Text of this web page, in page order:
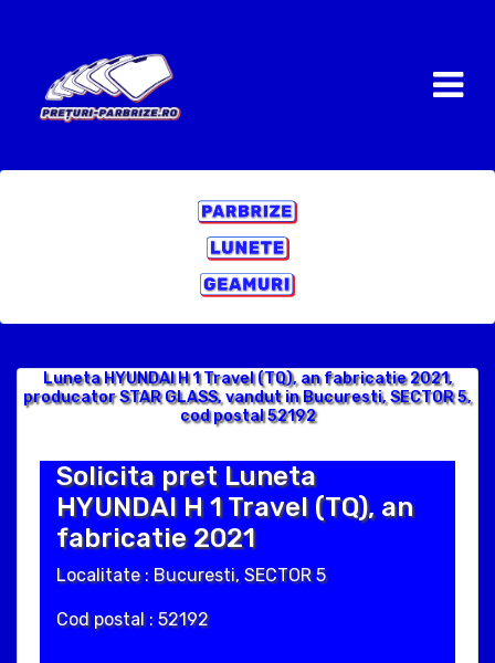
Luneta HYUNDAI H 1 Travel (TQ), an fabricatie 2021,
producator STAR GLASS, vandut in Bucuresti, SECTOR 5,
cod postal 52192
Solicita pret Luneta
HYUNDAI H 1 Travel (TQ), an
fabricatie 2021
Localitate : Bucuresti, SECTOR 5
Cod postal : 52192